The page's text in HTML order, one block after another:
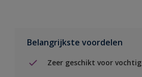
Belangrijkste voordelen
Zeer geschikt voor